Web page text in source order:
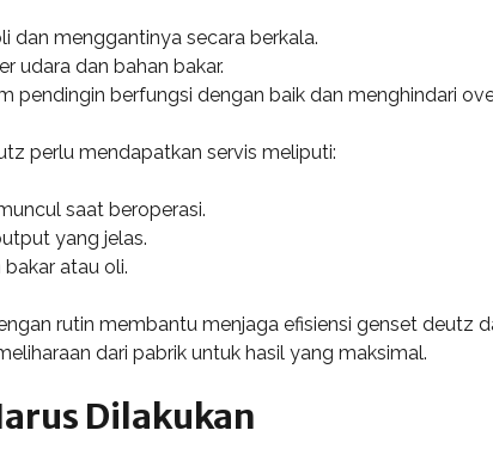
dan menggantinya secara berkala.
udara dan bahan bakar.
pendingin berfungsi dengan baik dan menghindari
perlu mendapatkan servis meliputi:
saat beroperasi.
yang jelas.
atau oli.
rutin membantu menjaga efisiensi genset deutz
dari pabrik untuk hasil yang maksimal.
Dilakukan